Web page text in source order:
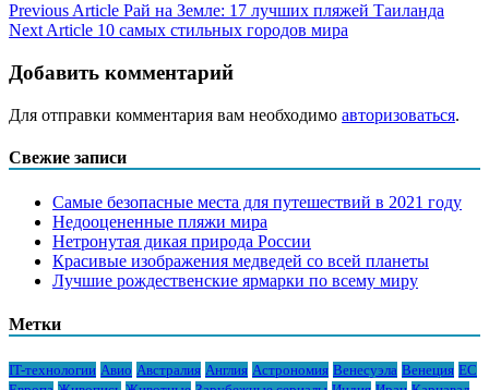
Previous Article Рай на Земле: 17 лучших пляжей Таиланда
Next Article 10 самых стильных городов мира
Добавить комментарий
Для отправки комментария вам необходимо авторизоваться.
Свежие записи
Самые безопасные места для путешествий в 2021 году
Недооцененные пляжи мира
Нетронутая дикая природа России
Красивые изображения медведей со всей планеты
Лучшие рождественские ярмарки по всему миру
Метки
IT-технологии Авио Австралия Англия Астрономия Венесуэла Венеция ЕС